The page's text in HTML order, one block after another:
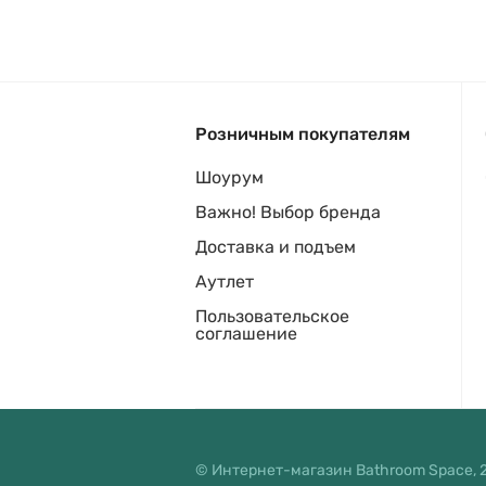
Розничным покупателям
Шоурум
Важно! Выбор бренда
Доставка и подъем
Аутлет
Пользовательское
соглашение
© Интернет-магазин Bathroom Space,